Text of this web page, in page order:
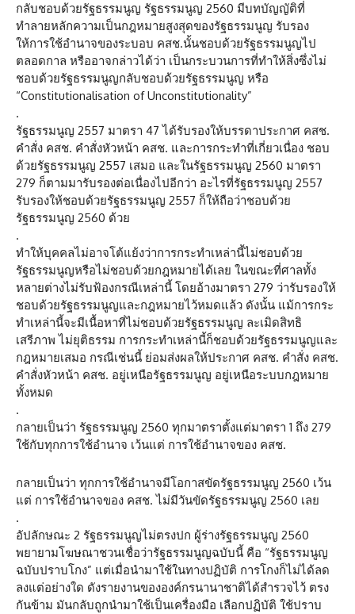
กลับชอบด้วยรัฐธรรมนูญ รัฐธรรมนูญ 2560 มีบทบัญญัติที่
ทำลายหลักความเป็นกฎหมายสูงสุดของรัฐธรรมนูญ รับรอง
ให้การใช้อำนาจของระบอบ คสช.นั้นชอบด้วยรัฐธรรมนูญไป
ตลอดกาล หรืออาจกล่าวได้ว่า เป็นกระบวนการที่ทำให้สิ่งซึ่งไม่
ชอบด้วยรัฐธรรมนูญกลับชอบด้วยรัฐธรรมนูญ หรือ
“Constitutionalisation of Unconstitutionality”
.
รัฐธรรมนูญ 2557 มาตรา 47 ได้รับรองให้บรรดาประกาศ คสช.
คำสั่ง คสช. คำสั่งหัวหน้า คสช. และการกระทำที่เกี่ยวเนื่อง ชอบ
ด้วยรัฐธรรมนูญ 2557 เสมอ และในรัฐธรรมนูญ 2560 มาตรา
279 ก็ตามมารับรองต่อเนื่องไปอีกว่า อะไรที่รัฐธรรมนูญ 2557
รับรองให้ชอบด้วยรัฐธรรมนูญ 2557 ก็ให้ถือว่าชอบด้วย
รัฐธรรมนูญ 2560 ด้วย
.
ทำให้บุคคลไม่อาจโต้แย้งว่าการกระทำเหล่านี้ไม่ชอบด้วย
รัฐธรรมนูญหรือไม่ชอบด้วยกฎหมายได้เลย ในขณะที่ศาลทั้ง
หลายต่างไม่รับฟ้องกรณีเหล่านี้ โดยอ้างมาตรา 279 ว่ารับรองให้
ชอบด้วยรัฐธรรมนูญและกฎหมายไว้หมดแล้ว ดังนั้น แม้การกระ
ทำเหล่านี้จะมีเนื้อหาที่ไม่ชอบด้วยรัฐธรรมนูญ ละเมิดสิทธิ
เสรีภาพ ไม่ยุติธรรม การกระทำเหล่านี้ก็ชอบด้วยรัฐธรรมนูญและ
กฎหมายเสมอ กรณีเช่นนี้ ย่อมส่งผลให้ประกาศ คสช. คำสั่ง คสช.
คำสั่งหัวหน้า คสช. อยู่เหนือรัฐธรรมนูญ อยู่เหนือระบบกฎหมาย
ทั้งหมด
.
กลายเป็นว่า รัฐธรรมนูญ 2560 ทุกมาตราตั้งแต่มาตรา 1 ถึง 279
ใช้กับทุกการใช้อำนาจ เว้นแต่ การใช้อำนาจของ คสช.
กลายเป็นว่า ทุกการใช้อำนาจมีโอกาสขัดรัฐธรรมนูญ 2560 เว้น
แต่ การใช้อำนาจของ คสช. ไม่มีวันขัดรัฐธรรมนูญ 2560 เลย
.
อัปลักษณะ 2 รัฐธรรมนูญไม่ตรงปก ผู้ร่างรัฐธรรมนูญ 2560
พยายามโฆษณาชวนเชื่อว่ารัฐธรรมนูญฉบับนี้ คือ “รัฐธรรมนูญ
ฉบับปราบโกง” แต่เมื่อนำมาใช้ในทางปฏิบัติ การโกงก็ไม่ได้ลด
ลงแต่อย่างใด ดังรายงานขององค์กรนานาชาติได้สำรวจไว้ ตรง
กันข้าม มันกลับถูกนำมาใช้เป็นเครื่องมือ เลือกปฏิบัติ ใช้ปราบ